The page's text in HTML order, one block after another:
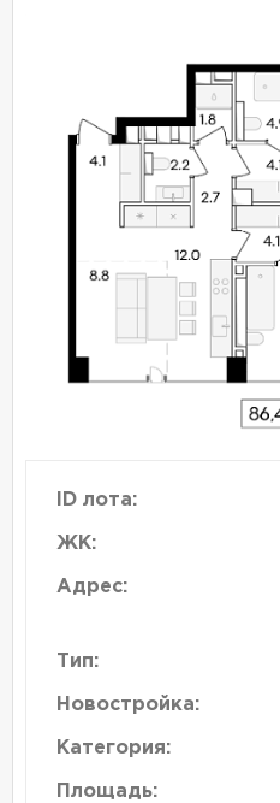
ID лота:
ЖК:
Адрес:
Тип:
Новостройка:
Категория:
Площадь: